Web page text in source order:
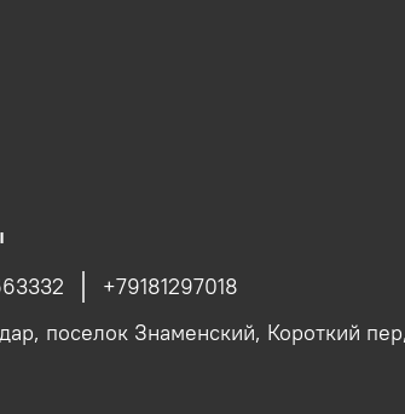
+79181297018
поселок Знаменский, Короткий